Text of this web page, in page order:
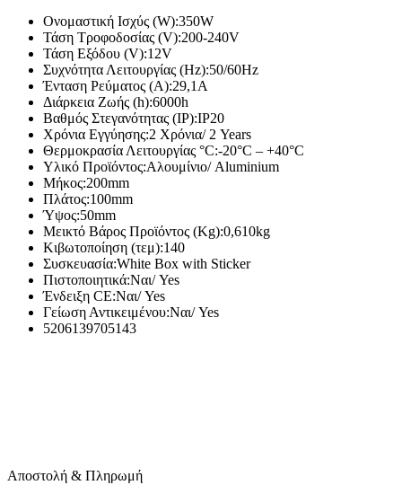
Ονομαστική Ισχύς (W):350W
Τάση Τροφοδοσίας (V):200-240V
Τάση Εξόδου (V):12V
Συχνότητα Λειτουργίας (Hz):50/60Hz
Ένταση Ρεύματος (Α):29,1A
Διάρκεια Ζωής (h):6000h
Βαθμός Στεγανότητας (IP):IP20
Χρόνια Εγγύησης:2 Χρόνια/ 2 Years
Θερμοκρασία Λειτουργίας °C:-20°C – +40°C
Υλικό Προϊόντος:Αλουμίνιο/ Aluminium
Μήκος:200mm
Πλάτος:100mm
Ύψος:50mm
Μεικτό Βάρος Προϊόντος (Kg):0,610kg
Κιβωτοποίηση (τεμ):140
Συσκευασία:White Box with Sticker
Πιστοποιητικά:Ναι/ Yes
Ένδειξη CE:Ναι/ Yes
Γείωση Αντικειμένου:Ναι/ Yes
5206139705143
Αποστολή & Πληρωμή